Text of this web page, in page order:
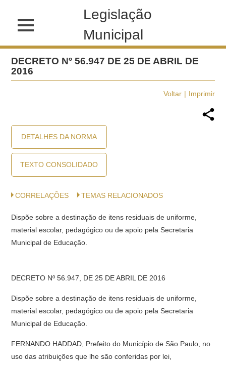
Legislação
Municipal
DECRETO Nº 56.947 DE 25 DE ABRIL DE
2016
Voltar Imprimir
DETALHES DA NORMA
TEXTO CONSOLIDADO
CORRELAÇÕES TEMAS RELACIONADOS
Dispõe sobre a destinação de itens residuais de uniforme,
material escolar, pedagógico ou de apoio pela Secretaria
Municipal de Educação.
DECRETO Nº 56.947, DE 25 DE ABRIL DE 2016
Dispõe sobre a destinação de itens residuais de uniforme,
material escolar, pedagógico ou de apoio pela Secretaria
Municipal de Educação.
FERNANDO HADDAD, Prefeito do Município de São Paulo, no
uso das atribuições que lhe são conferidas por lei,